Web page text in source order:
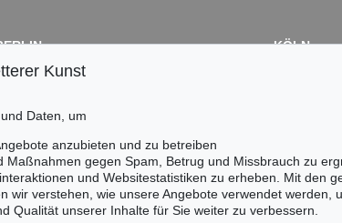
Wiechers
88 67 53-63
88 67 56-43
KÖLN
Kunst
Daten, um
anzubieten und zu betreiben
Maßnahmen gegen Spam, Betrug und Missbrauch zu
und Websitestatistiken zu erheben. Mit den
wir verstehen, wie unsere Angebote verwendet werden,
Qualität unserer Inhalte für Sie weiter zu verbessern.